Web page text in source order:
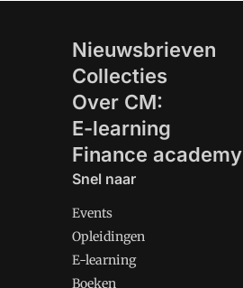
Nieuwsbrieven
Collecties
Over CM:
E-learning
Finance academy
Snel naar
Events
Opleidingen
E-learning
Boeken